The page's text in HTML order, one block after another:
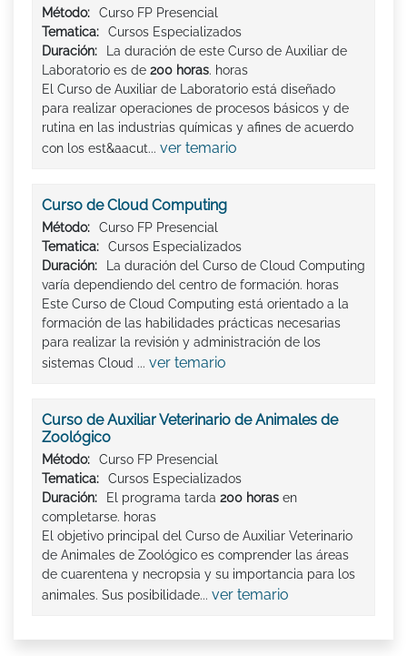
Método:
Curso FP Presencial
Tematica:
Cursos Especializados
Duración:
La duración de este Curso de Auxiliar de
Laboratorio es de 200 horas. horas
El Curso de Auxiliar de Laboratorio está diseñado
para realizar operaciones de procesos básicos y de
rutina en las industrias químicas y afines de acuerdo
con los est&aacut... ver temario
Curso de Cloud Computing
Método:
Curso FP Presencial
Tematica:
Cursos Especializados
Duración:
La duración del Curso de Cloud Computing
varía dependiendo del centro de formación. horas
Este Curso de Cloud Computing está orientado a la
formación de las habilidades prácticas necesarias
para realizar la revisión y administración de los
sistemas Cloud ... ver temario
Curso de Auxiliar Veterinario de Animales de
Zoológico
Método:
Curso FP Presencial
Tematica:
Cursos Especializados
Duración:
El programa tarda 200 horas en
completarse. horas
El objetivo principal del Curso de Auxiliar Veterinario
de Animales de Zoológico es comprender las áreas
de cuarentena y necropsia y su importancia para los
animales. Sus posibilidade... ver temario